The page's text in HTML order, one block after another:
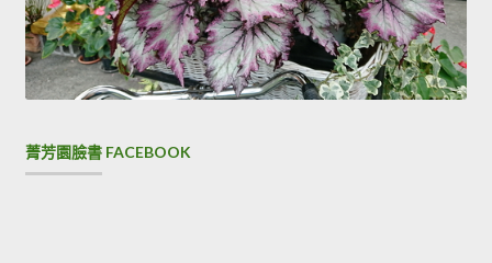
菁芳園臉書 FACEBOOK